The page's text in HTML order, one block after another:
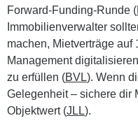
Forward-Funding-Runde (
Immobilienverwalter
machen, Mietverträge auf
Management
zu erfüllen (BVL). Wenn
Gelegenheit – sichere dir
Objektwert (JLL).